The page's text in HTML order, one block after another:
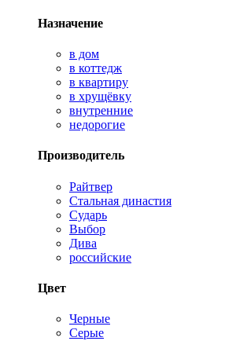
Назначение
в дом
в коттедж
в квартиру
в хрущёвку
внутренние
недорогие
Производитель
Райтвер
Стальная династия
Сударь
Выбор
Дива
российские
Цвет
Черные
Серые